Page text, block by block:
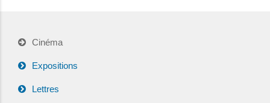
Cinéma
Expositions
Lettres